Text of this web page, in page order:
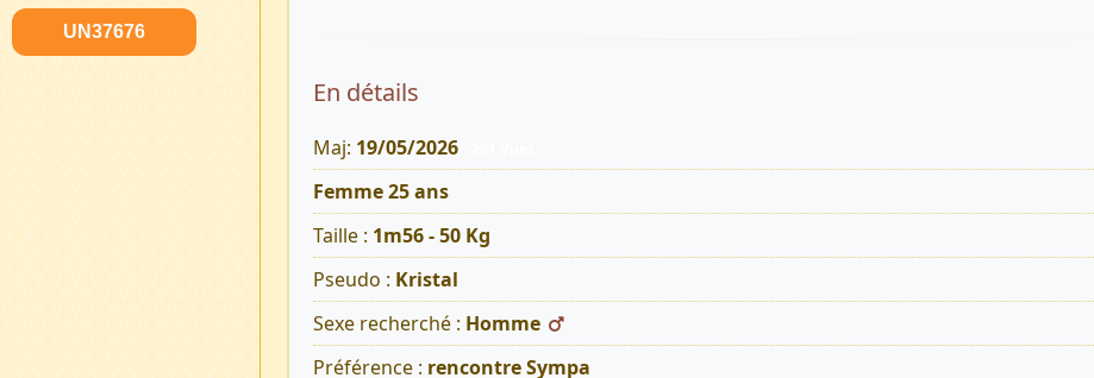
UN37676
En détails
Maj: 19/05/2026
Femme 25 ans
Taille : 1m56 - 50 Kg
Pseudo : Kristal
Sexe recherché : Homme
Préférence : rencontre Sympa